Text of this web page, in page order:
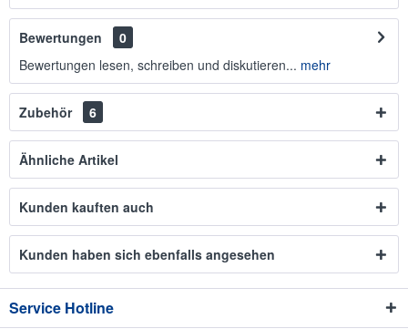
Bewertungen
0
Bewertungen lesen, schreiben und diskutieren... mehr
Zubehör 6
Ähnliche Artikel
Kunden kauften auch
Kunden haben sich ebenfalls angesehen
Service Hotline